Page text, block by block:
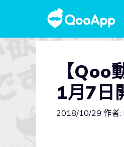
【
1月7日
2018/10/29 作者: